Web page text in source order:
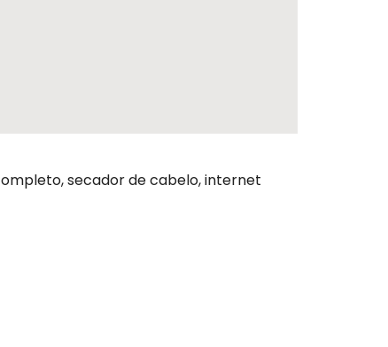
secador de cabelo, internet